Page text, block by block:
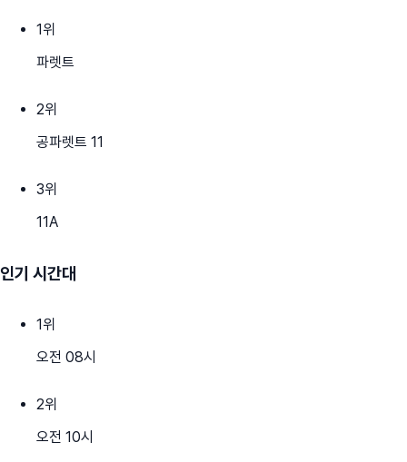
1위
파렛트
2위
공파렛트 11
3위
11A
인기 시간대
1위
오전 08시
2위
오전 10시